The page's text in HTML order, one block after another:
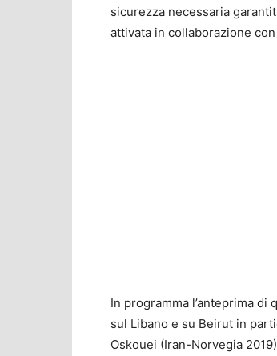
sicurezza necessaria
attivata in collaborazione
In programma l’anteprima di
sul Libano e su Beirut in
Oskouei (Iran-Norvegia